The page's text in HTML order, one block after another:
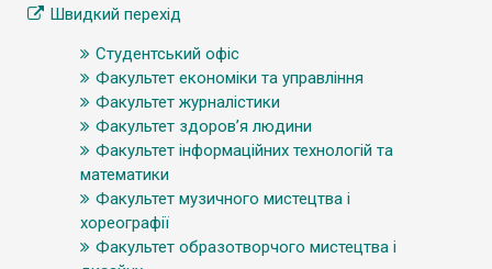
Швидкий перехід
Студентський офіс
Факультет економіки та управління
Факультет журналістики
Факультет здоров’я людини
Факультет інформаційних технологій та
математики
Факультет музичного мистецтва і
хореографії
Факультет образотворчого мистецтва і